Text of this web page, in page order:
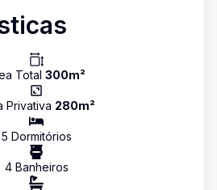
Total 300m²
Privativa 280m²
5 Dormitórios
4Banheiros